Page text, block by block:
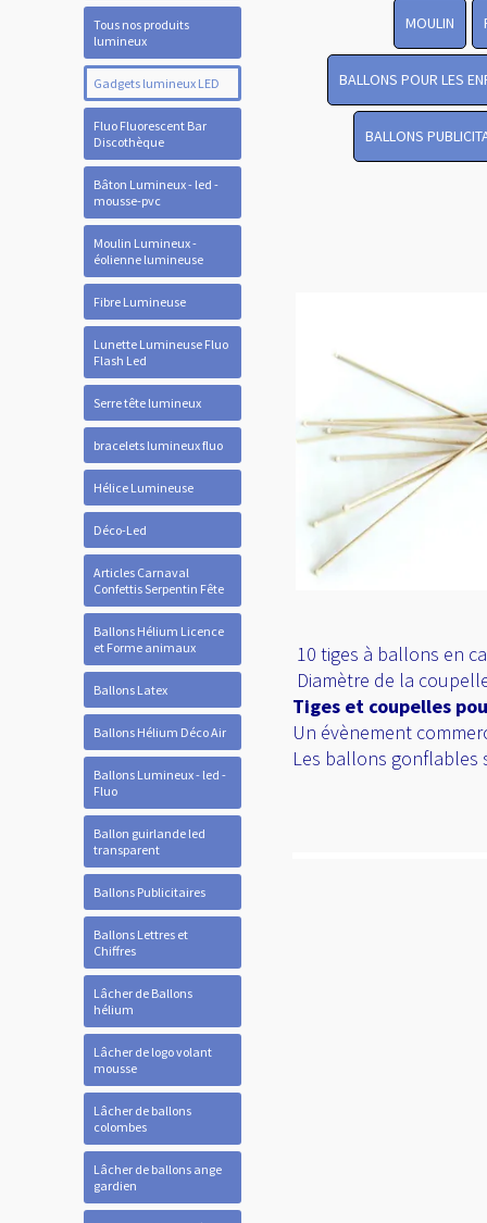
Tous nos produits
lumineux
Gadgets lumineux LED
Fluo Fluorescent Bar
Discothèque
Bâton Lumineux - led -
mousse-pvc
Moulin Lumineux -
éolienne lumineuse
Fibre Lumineuse
Lunette Lumineuse Fluo
Flash Led
Serre tête lumineux
bracelets lumineux fluo
Hélice Lumineuse
Déco-Led
Articles Carnaval
Confettis Serpentin Fête
Ballons Hélium Licence
et Forme animaux
Ballons Latex
Ballons Hélium Déco Air
Ballons Lumineux - led -
Fluo
Ballon guirlande led
transparent
Ballons Publicitaires
Ballons Lettres et
Chiffres
Lâcher de Ballons
hélium
Lâcher de logo volant
mousse
Lâcher de ballons
colombes
Lâcher de ballons ange
gardien
MOULIN
BALLONS POUR LES
BALLONS
10 tiges à ballons en
Diamètre de la
Tiges et coupelles
Un évènement
Les ballons gonflables